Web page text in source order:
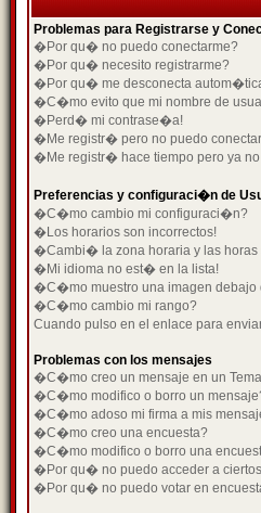
Problemas para Registrarse y
�Por qu� no puedo conectarme?
�Por qu� necesito registrarme?
�Por qu� me desconecta
�C�mo evito que mi nombre de
�Perd� mi contrase�a!
�Me registr� pero no puedo
�Me registr� hace tiempo pero ya
Preferencias y configuraci�n de
�C�mo cambio mi configuraci�n?
�Los horarios son incorrectos!
�Cambi� la zona horaria y las horas
�Mi idioma no est� en la lista!
�C�mo muestro una imagen debajo
�C�mo cambio mi rango?
Cuando pulso en el enlace para
Problemas con los mensajes
�C�mo creo un mensaje en un
�C�mo modifico o borro un
�C�mo adoso mi firma a mis
�C�mo creo una encuesta?
�C�mo modifico o borro una
�Por qu� no puedo acceder a
�Por qu� no puedo votar en